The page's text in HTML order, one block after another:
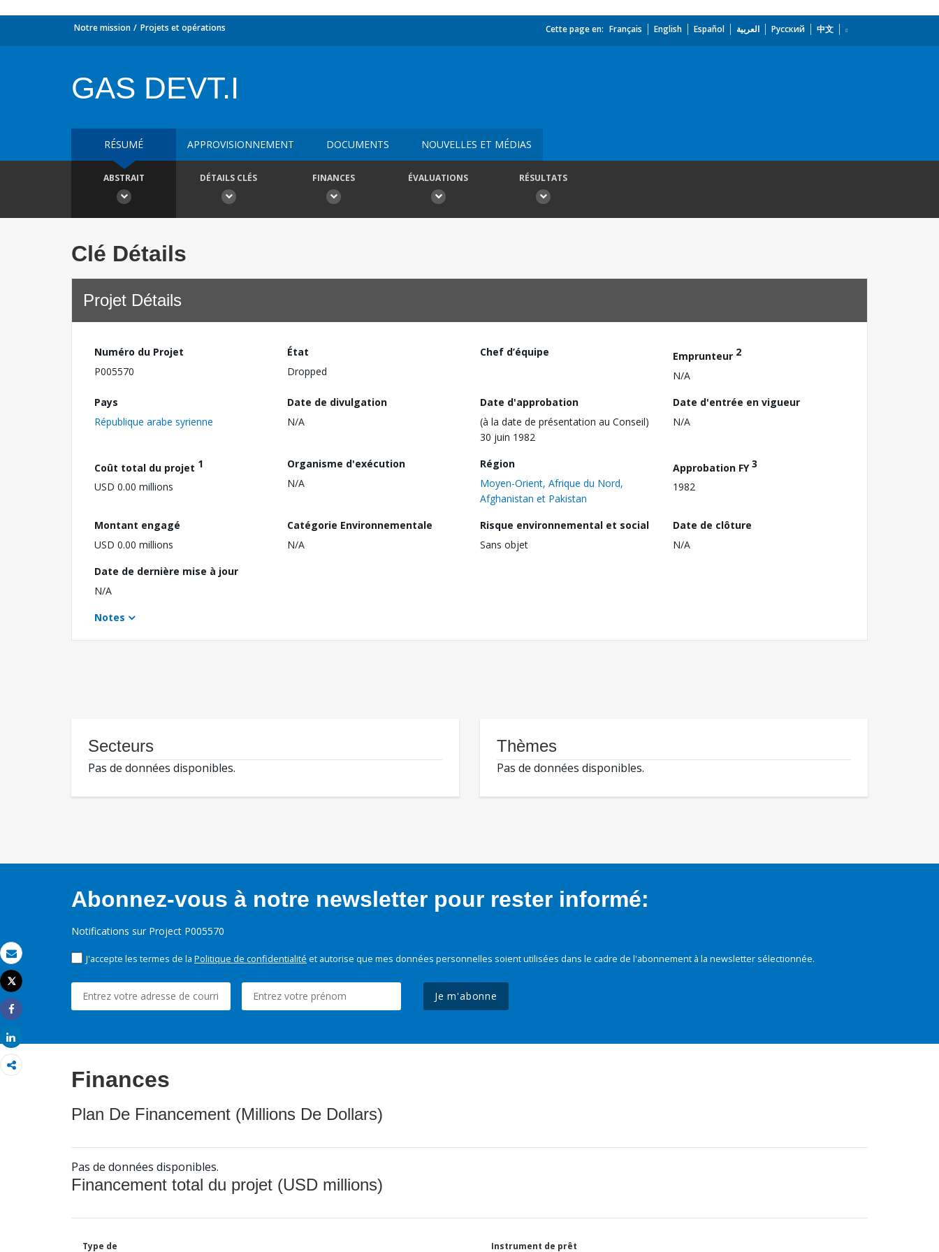
Email
Imprimer
Tweet
Share
Notre mission Projets et opérations Cette page en: Français English Español العربية Русский 中文
GAS DEVT.I
RÉSUMÉ APPROVISIONNEMENT DOCUMENTS NOUVELLES ET MÉDIAS
ABSTRAIT DÉTAILS CLÉS FINANCES ÉVALUATIONS RÉSULTATS
Clé Détails
Projet Détails
Numéro du Projet
P005570
État
Dropped
Chef d’équipe Emprunteur 2
N/A
Pays
République arabe syrienne
Date de divulgation
N/A
Date d'approbation
(à la date de présentation au Conseil)
30 juin 1982
Date d'entrée en vigueur
N/A
Coût total du projet 1
USD 0.00 millions
Organisme d'exécution
N/A
Région
Moyen-Orient, Afrique du Nord,
Afghanistan et Pakistan
Approbation FY3
1982
Montant engagé
USD 0.00 millions
Catégorie Environnementale
N/A
Risque environnemental et social
Sans objet
Date de clôture
N/A
Date de dernière mise à jour
N/A
Notes
Secteurs
Pas de données disponibles.
Thèmes
Pas de données disponibles.
Abonnez-vous à notre newsletter pour rester informé:
Notifications sur Project P005570
J'accepte les termes de la Politique de confidentialité et autorise que mes données personnelles soient utilisées dans le cadre de l'abonnement à la newsletter sélectionnée.
Je m'abonne
Finances
Plan De Financement (Millions De Dollars)
Pas de données disponibles.
Financement total du projet (USD millions)
Type de
Instrument de prêt